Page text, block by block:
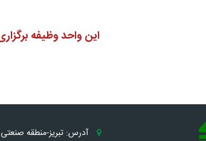
این واحد وظیفه برگزاری
آدرس: تبریز-منطقه